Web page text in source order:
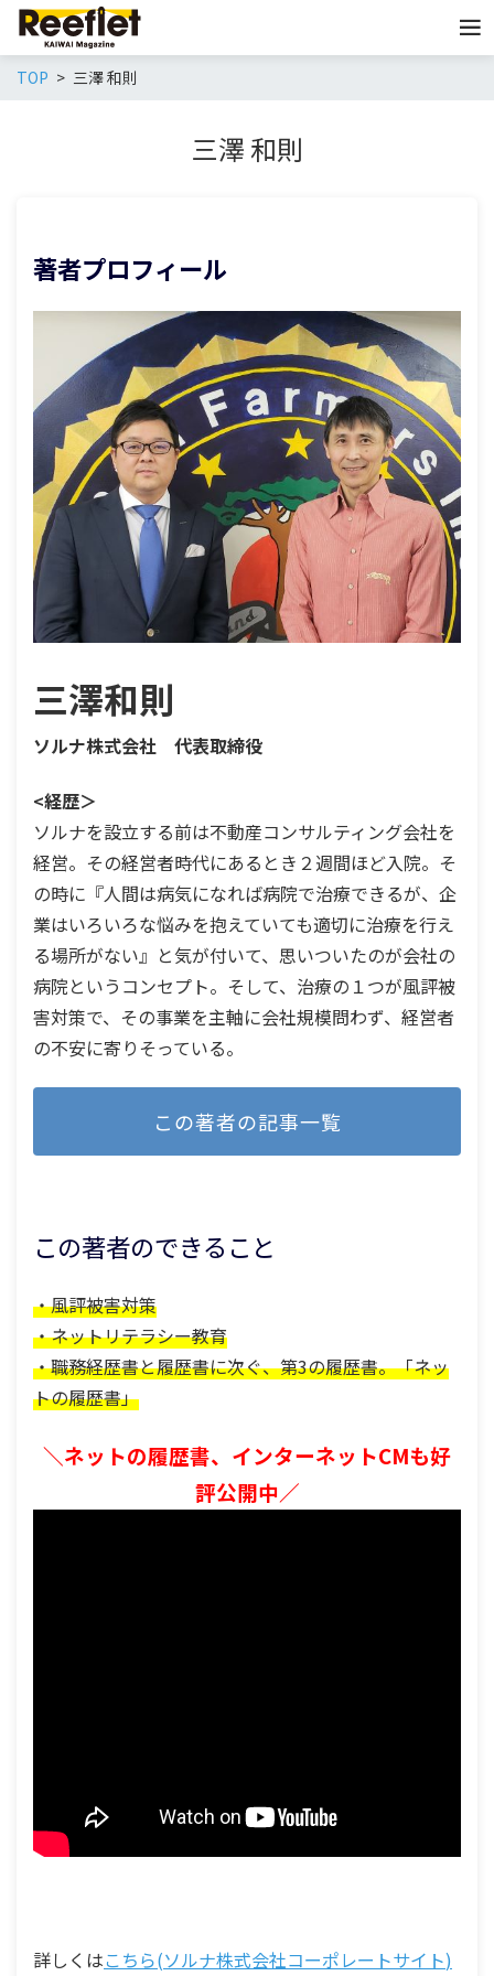
TOP 三澤 和則
三澤 和則
著者プロフィール
三澤和則
ソルナ株式会社 代表取締役
<経歴＞
ソルナを設立する前は不動産コンサルティング会社を
経営。その経営者時代にあるとき２週間ほど入院。そ
の時に『人間は病気になれば病院で治療できるが、企
業はいろいろな悩みを抱えていても適切に治療を行え
る場所がない』と気が付いて、思いついたのが会社の
病院というコンセプト。そして、治療の１つが風評被
害対策で、その事業を主軸に会社規模問わず、経営者
の不安に寄りそっている。
この著者の記事一覧
この著者のできること
・風評被害対策
・ネットリテラシー教育
・職務経歴書と履歴書に次ぐ、第3の履歴書。「ネッ
トの履歴書」
＼ネットの履歴書、インターネットCMも好
評公開中／
詳しくはこちら(ソルナ株式会社コーポレートサイト)